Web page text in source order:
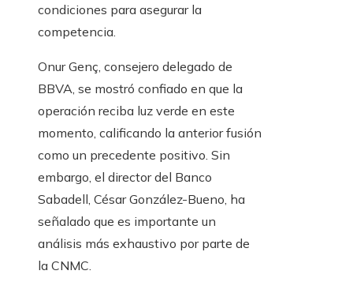
condiciones para asegurar la
competencia.
Onur Genç, consejero delegado de
BBVA, se mostró confiado en que la
operación reciba luz verde en este
momento, calificando la anterior fusión
como un precedente positivo. Sin
embargo, el director del Banco
Sabadell, César González-Bueno, ha
señalado que es importante un
análisis más exhaustivo por parte de
la CNMC.